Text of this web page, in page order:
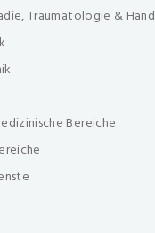
Traumatologie &
Bereiche